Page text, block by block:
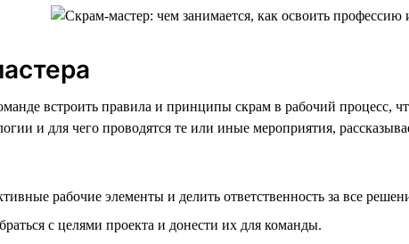
встроить правила и принципы скрам в рабочий процесс,
и для чего проводятся те или иные мероприятия,
рабочие элементы и делить ответственность за все
с целями проекта и донести их для команды.